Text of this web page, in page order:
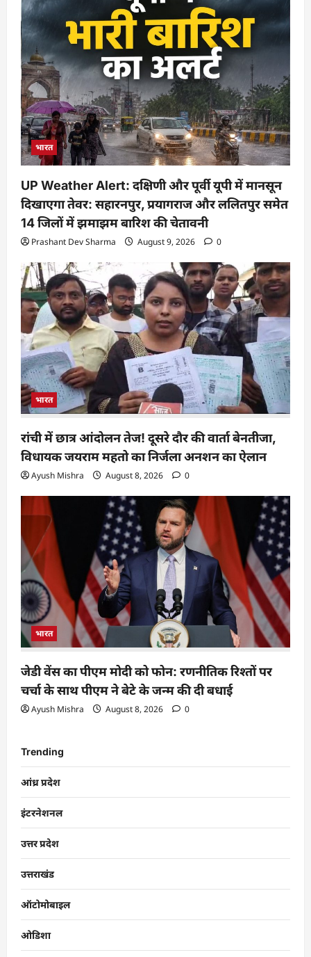
भारत
UP Weather Alert: दक्षिणी और पूर्वी यूपी में मानसून
दिखाएगा तेवर: सहारनपुर, प्रयागराज और ललितपुर समेत
14 जिलों में झमाझम बारिश की चेतावनी
Prashant Dev Sharma August 9, 2026 0
भारत
रांची में छात्र आंदोलन तेज! दूसरे दौर की वार्ता बेनतीजा,
विधायक जयराम महतो का निर्जला अनशन का ऐलान
Ayush Mishra August 8, 2026 0
भारत
जेडी वेंस का पीएम मोदी को फोन: रणनीतिक रिश्तों पर
चर्चा के साथ पीएम ने बेटे के जन्म की दी बधाई
Ayush Mishra August 8, 2026 0
Trending
आंध्र प्रदेश
इंटरनेशनल
उत्तर प्रदेश
उत्तराखंड
ऑटोमोबाइल
ओडिशा